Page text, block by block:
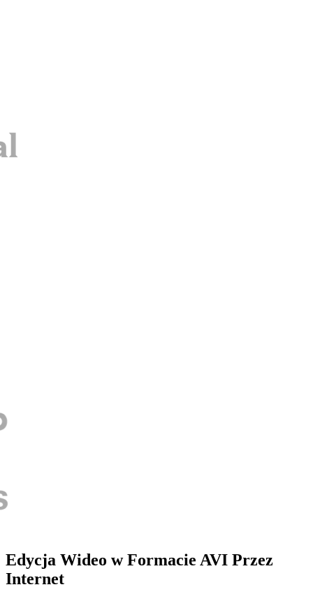
Edycja Wideo w Formacie AVI Przez
Internet